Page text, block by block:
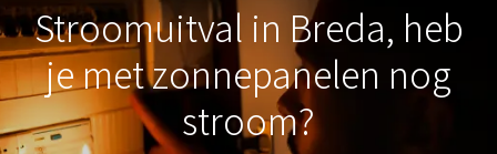
Stroomuitval in Breda, heb
je met zonnepanelen nog
stroom?